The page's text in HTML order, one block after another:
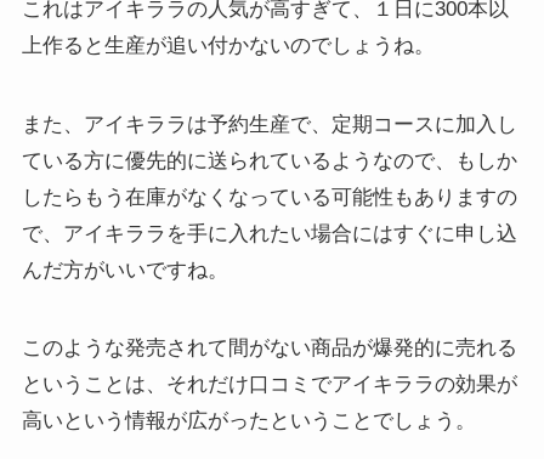
これはアイキララの人気が高すぎて、１日に300本以
上作ると生産が追い付かないのでしょうね。
また、アイキララは予約生産で、定期コースに加入し
ている方に優先的に送られているようなので、もしか
したらもう在庫がなくなっている可能性もありますの
で、アイキララを手に入れたい場合にはすぐに申し込
んだ方がいいですね。
このような発売されて間がない商品が爆発的に売れる
ということは、それだけ口コミでアイキララの効果が
高いという情報が広がったということでしょう。